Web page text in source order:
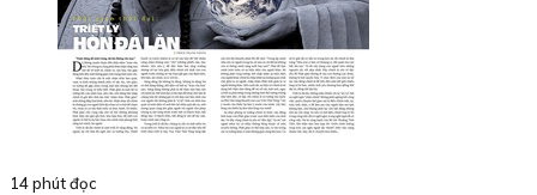
14 phút đọc